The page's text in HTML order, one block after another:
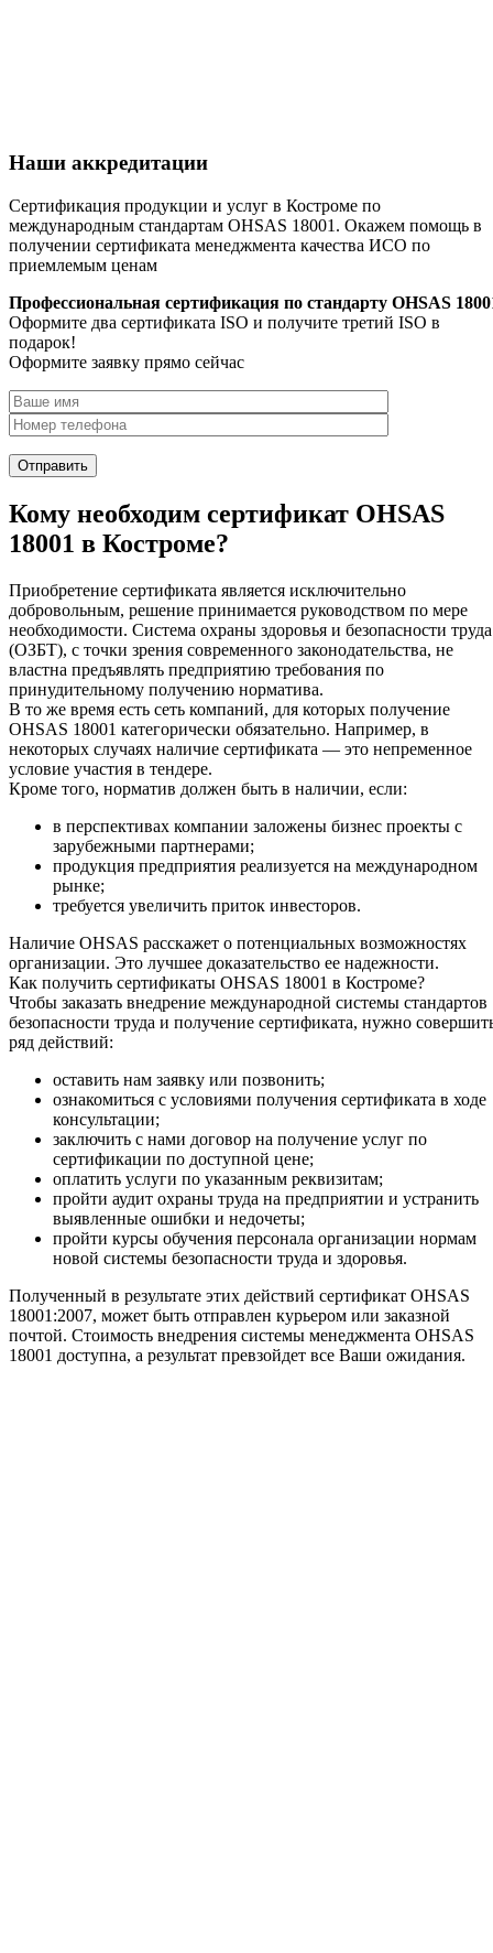
Наши аккредитации
Сертификация продукции и услуг в Костроме по
международным стандартам OHSAS 18001. Окажем помощь в
получении сертификата менеджмента качества ИСО по
приемлемым ценам
Профессиональная сертификация по стандарту OHSAS
Оформите два сертификата ISO и получите третий ISO в
подарок!
Оформите заявку прямо сейчас
Кому необходим сертификат OHSAS
18001 в Костроме?
Приобретение сертификата является исключительно
добровольным, решение принимается руководством по мере
необходимости. Система охраны здоровья и безопасности труда
(ОЗБТ), с точки зрения современного законодательства, не
властна предъявлять предприятию требования по
принудительному получению норматива.
В то же время есть сеть компаний, для которых получение
OHSAS 18001 категорически обязательно. Например, в
некоторых случаях наличие сертификата — это непременное
условие участия в тендере.
Кроме того, норматив должен быть в наличии, если:
в перспективах компании заложены бизнес проекты с
зарубежными партнерами;
продукция предприятия реализуется на международном
рынке;
требуется увеличить приток инвесторов.
Наличие OHSAS расскажет о потенциальных возможностях
организации. Это лучшее доказательство ее надежности.
Как получить сертификаты OHSAS 18001 в Костроме?
Чтобы заказать внедрение международной системы стандартов
безопасности труда и получение сертификата, нужно
ряд действий:
оставить нам заявку или позвонить;
ознакомиться с условиями получения сертификата в ходе
консультации;
заключить с нами договор на получение услуг по
сертификации по доступной цене;
оплатить услуги по указанным реквизитам;
пройти аудит охраны труда на предприятии и устранить
выявленные ошибки и недочеты;
пройти курсы обучения персонала организации нормам
новой системы безопасности труда и здоровья.
Полученный в результате этих действий сертификат OHSAS
18001:2007, может быть отправлен курьером или заказной
почтой. Стоимость внедрения системы менеджмента OHSAS
18001 доступна, а результат превзойдет все Ваши ожидания.